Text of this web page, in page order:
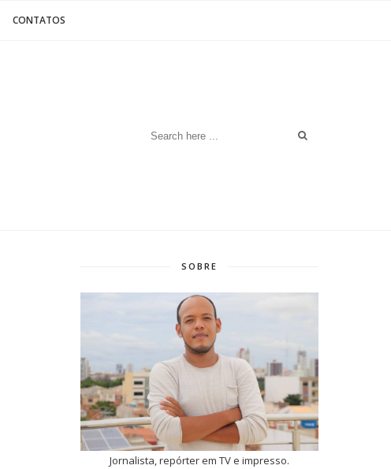
CONTATOS
SOBRE
Jornalista, repórter em TV e impresso.